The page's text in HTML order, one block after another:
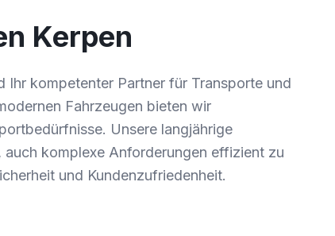
Kerpen
Ihr kompetenter Partner für Transporte und
Fahrzeugen bieten wir
Unsere langjährige
komplexe Anforderungen effizient zu
und Kundenzufriedenheit.